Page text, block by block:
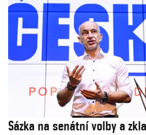
Sázka na senátní volby a